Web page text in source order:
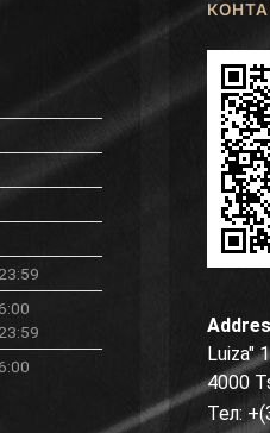
Luiza"
4000
Тел: